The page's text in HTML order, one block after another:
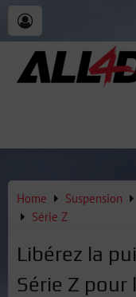
Home Suspension
Série Z
Libérez la
Série Z pour